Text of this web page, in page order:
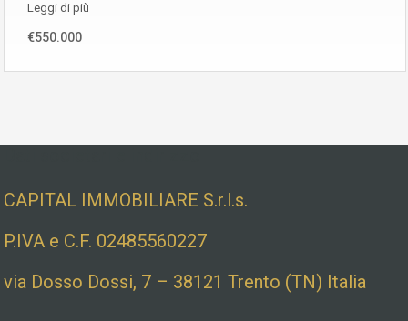
Leggi di più
€550.000
CAPITAL IMMOBILIARE S.r.l.s.
P.IVA e C.F. 02485560227
via Dosso Dossi, 7 – 38121 Trento (TN) Italia